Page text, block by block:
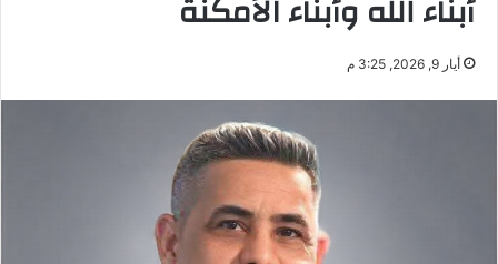
أبناء الله وأبناء الأمكنة
أيار 9, 2026, 3:25 م